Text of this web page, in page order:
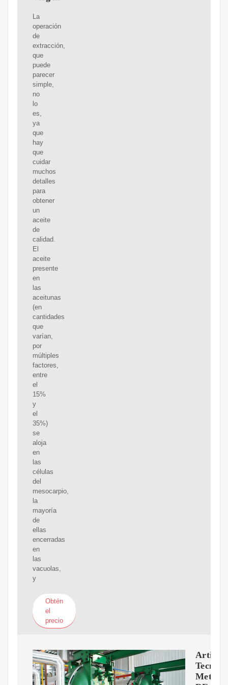
La
operación
de
extracción,
que
puede
parecer
simple,
no
lo
es,
ya
que
hay
que
cuidar
muchos
detalles
para
obtener
un
aceite
de
calidad.
El
aceite
presente
en
las
aceitunas
(en
cantidades
que
varían,
por
múltiples
factores,
entre
el
15%
y
el
35%)
se
aloja
en
las
células
del
mesocarpio,
la
mayoría
de
ellas
encerradas
en
las
vacuolas,
y
Obtén
el
precio
Tecnico